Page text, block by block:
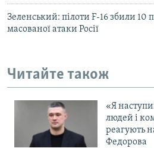
Зеленський: пілоти F-16 збили 10
масованої атаки Росії
Читайте також
«Я
людей і
реагують
Федорова